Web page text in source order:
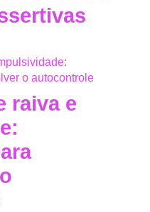
raiva e